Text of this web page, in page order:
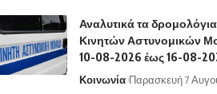
Αναλυτικά τα
Κινητών Αστυνομικών
10-08-2026 έως 16-08-
Κοινωνία Παρασκευή 7